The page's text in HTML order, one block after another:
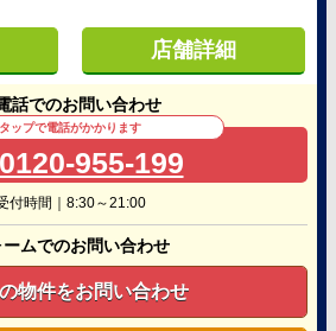
店舗詳細
話でのお問い合わせ
タップで電話がかかります
0120-955-199
付時間｜8:30～21:00
ームでのお問い合わせ
物件をお問い合わせ